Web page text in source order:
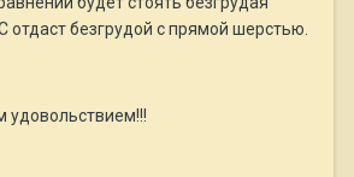
безгрудой с прямой шерстью.
удовольствием!!!